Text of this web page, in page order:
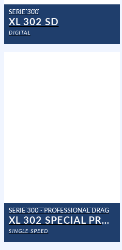
SERIE 300
XL 302 SD
DIGITAL
SERIE 300 - PROFESSIONAL DRAG
XL 302 SPECIAL PROF
SINGLE SPEED